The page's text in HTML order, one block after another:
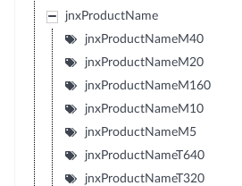
jnxProductName
jnxProductNameM40
jnxProductNameM20
jnxProductNameM160
jnxProductNameM10
jnxProductNameM5
jnxProductNameT640
jnxProductNameT320